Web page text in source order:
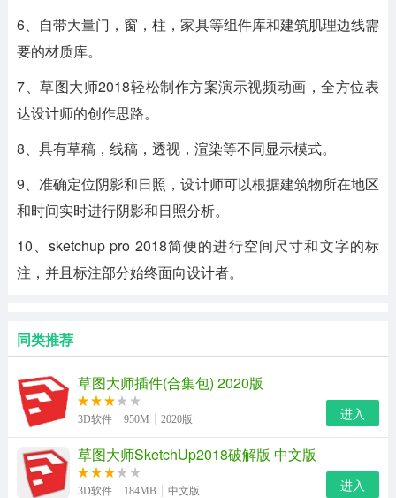
6、自带大量门，窗，柱，家具等组件库和建筑肌理边线需
要的材质库。
7、草图大师2018轻松制作方案演示视频动画，全方位表
达设计师的创作思路。
8、具有草稿，线稿，透视，渲染等不同显示模式。
9、准确定位阴影和日照，设计师可以根据建筑物所在地区
和时间实时进行阴影和日照分析。
10、sketchup pro 2018简便的进行空间尺寸和文字的标
注，并且标注部分始终面向设计者。
同类推荐
草图大师插件(合集包) 2020版
3D软件 950M 2020版 进入
草图大师SketchUp2018破解版 中文版
3D软件 184MB 中文版 进入